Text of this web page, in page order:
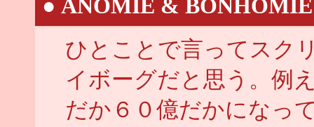
● ANOMIE & BONHOMIE
ひとことで言ってスク
イボーグだと思う。例
だか６０億だかになっ